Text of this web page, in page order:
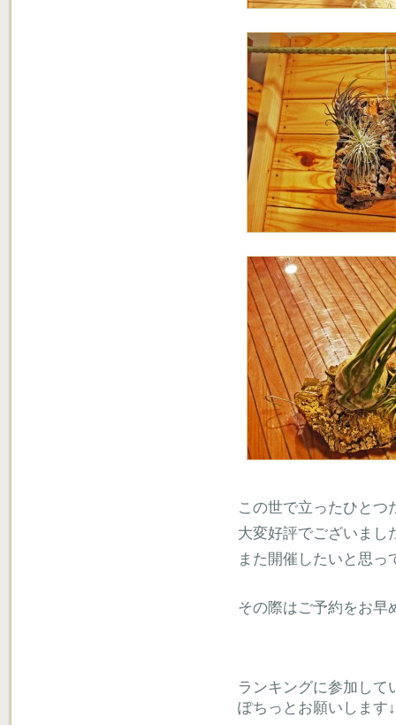
この世で立ったひとつ
大変好評でございまし
また開催したいと思っ
その際はご予約をお早
ランキングに参加して
ぽちっとお願いします↓